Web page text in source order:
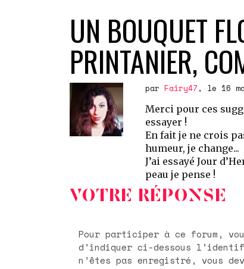
UN BOUQUET
PRINTANIER,
par Fairy47 , le 16
Merci pour ces
essayer !
En fait je ne crois
humeur, je change...
J’ai essayé Jour
peau je pense !
VOTRE RÉPONSE
Pour participer à ce forum, vous devez vous enregistrer au préalable. Merci
d’indiquer ci-dessous l’identifiant
n’êtes pas enregistré, vous